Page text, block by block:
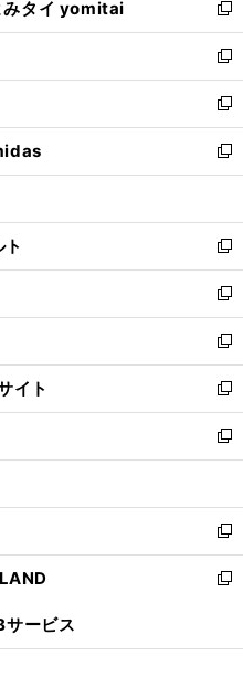
で
開
く
ド
ウ
で
開
く
ィ
ン
ド
ウ
で
開
く
い
ウ
ィ
ン
ド
ウ
で
開
みタイ yomitai
新
し
い
ウ
ィ
ン
ド
ウ
開
く
新
し
い
ウ
ィ
ン
ウ
で
開
く
新
し
い
ウ
ン
ド
ウ
で
開
く
新
し
ウ
ィ
ン
ド
ウ
で
開
く
新
し
い
ウ
ィ
ン
ド
ウ
で
開
新
し
い
ウ
ィ
ン
ド
ウ
開
く
新
し
い
ウ
ィ
ン
ウ
で
開
く
イト
新
し
い
ウ
ン
ド
ウ
で
新
し
ウ
ィ
ン
ド
開
新
し
い
ン
新
ウ
サービス